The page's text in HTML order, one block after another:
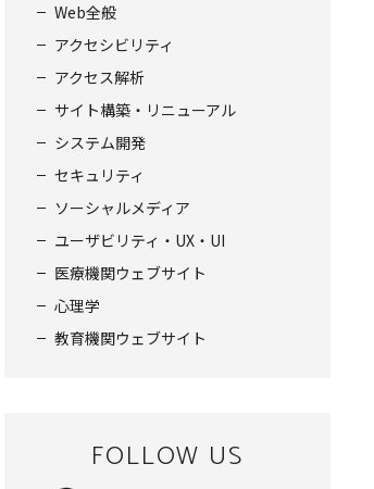
Web全般
アクセシビリティ
アクセス解析
サイト構築・リニューアル
システム開発
セキュリティ
ソーシャルメディア
ユーザビリティ・UX・UI
医療機関ウェブサイト
心理学
教育機関ウェブサイト
FOLLOW US